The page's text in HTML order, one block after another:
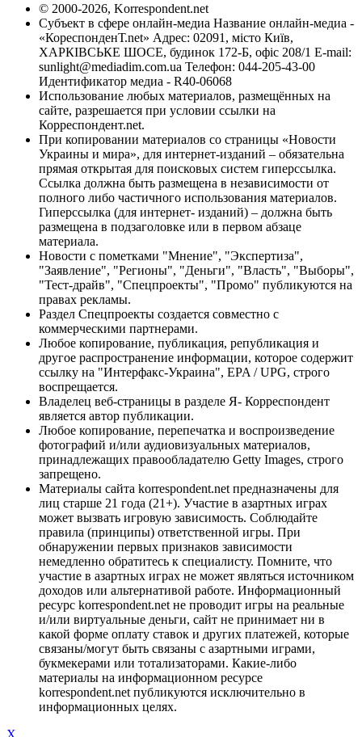
© 2000-2026, Korrespondent.net
Субъект в сфере онлайн-медиа Название онлайн-медиа -
«КореспонденТ.net» Адрес: 02091, місто Київ,
ХАРКІВСЬКЕ ШОСЕ, будинок 172-Б, офіс 208/1 E-mail:
sunlight@mediadim.com.ua Телефон: 044-205-43-00
Идентификатор медиа - R40-06068
Использование любых материалов, размещённых на
сайте, разрешается при условии ссылки на
Корреспондент.net.
При копировании материалов со страницы «Новости
Украины и мира», для интернет-изданий – обязательна
прямая открытая для поисковых систем гиперссылка.
Ссылка должна быть размещена в независимости от
полного либо частичного использования материалов.
Гиперссылка (для интернет- изданий) – должна быть
размещена в подзаголовке или в первом абзаце
материала.
Новости с пометками "Мнение", "Экспертиза",
"Заявление", "Регионы", "Деньги", "Власть", "Выборы",
"Тест-драйв", "Спецпроекты", "Промо" публикуются на
правах рекламы.
Раздел Спецпроекты создается совместно с
коммерческими партнерами.
Любое копирование, публикация, републикация и
другое распространение информации, которое содержит
ссылку на "Интерфакс-Украина", EPA / UPG, строго
воспрещается.
Владелец веб-страницы в разделе Я- Корреспондент
является автор публикации.
Любое копирование, перепечатка и воспроизведение
фотографий и/или аудиовизуальных материалов,
принадлежащих правообладателю Getty Images, строго
запрещено.
Материалы сайта korrespondent.net предназначены для
лиц старше 21 года (21+). Участие в азартных играх
может вызвать игровую зависимость. Соблюдайте
правила (принципы) ответственной игры. При
обнаружении первых признаков зависимости
немедленно обратитесь к специалисту. Помните, что
участие в азартных играх не может являться источником
доходов или альтернативой работе. Информационный
ресурс korrespondent.net не проводит игры на реальные
и/или виртуальные деньги, сайт не принимает ни в
какой форме оплату ставок и других платежей, которые
связаны/могут быть связаны с азартными играми,
букмекерами или тотализаторами. Какие-либо
материалы на информационном ресурсе
korrespondent.net публикуются исключительно в
информационных целях.
X